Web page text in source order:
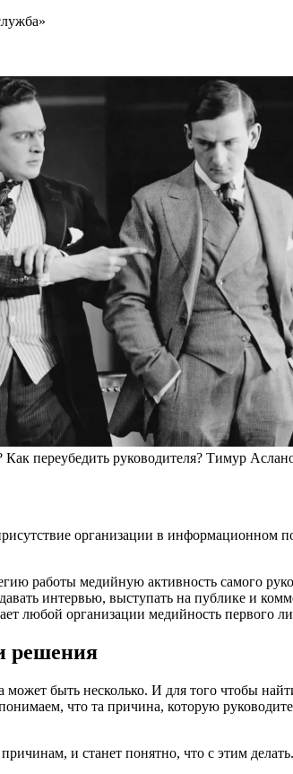
переубедить руководителя? Тимур
организации в информационном
работы медийную активность самого
интервью, выступать на публике и
любой организации медийность первого
решения
может быть несколько. И для того чтобы
что та причина, которую
и станет понятно, что с этим делать.